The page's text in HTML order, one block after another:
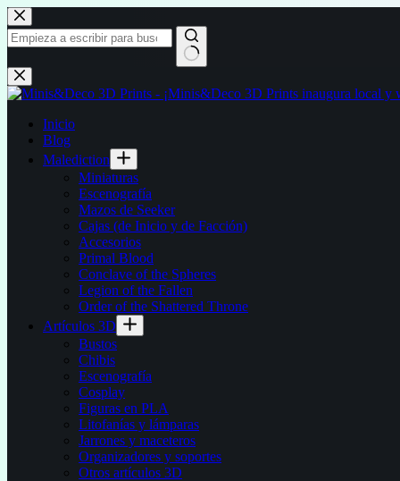
Saltar
al
contenido
Sin
resultados
Inicio
Blog
Malediction
Miniaturas
Escenografía
Mazos de Seeker
Cajas (de Inicio y de Facción)
Accesorios
Primal Blood
Conclave of the Spheres
Legion of the Fallen
Order of the Shattered Throne
Artículos 3D
Bustos
Chibis
Escenografía
Cosplay
Figuras en PLA
Litofanías y lámparas
Jarrones y maceteros
Organizadores y soportes
Otros artículos 3D